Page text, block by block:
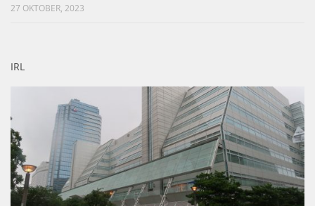
27 OKTOBER, 2023
IRL